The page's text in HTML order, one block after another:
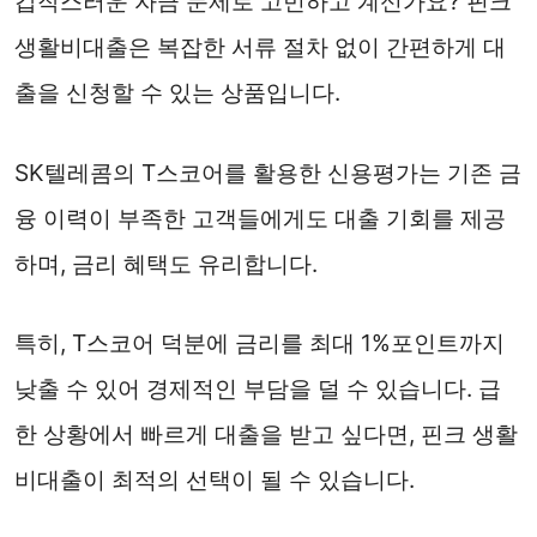
생활비대출은 복잡한 서류 절차 없이 간편하게 대
출을 신청할 수 있는 상품입니다.
SK텔레콤의 T스코어를 활용한 신용평가는 기존 금
융 이력이 부족한 고객들에게도 대출 기회를 제공
하며, 금리 혜택도 유리합니다.
특히, T스코어 덕분에 금리를 최대 1%포인트까지
낮출 수 있어 경제적인 부담을 덜 수 있습니다. 급
한 상황에서 빠르게 대출을 받고 싶다면, 핀크 생활
비대출이 최적의 선택이 될 수 있습니다.